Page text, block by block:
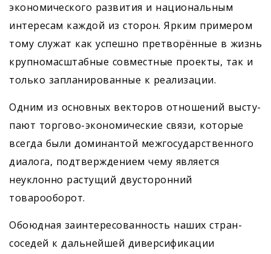
экономического развития и национальным
интересам каждой из сторон. Ярким примером
тому служат как успешно претворённые в жизнь
крупномасштабные совместные проекты, так и
только запланированные к реализации.
Одним из основных векторов отношений высту­
пают торгово-экономические связи, которые
всегда были доминантой межгосударственного
диалога, подтверждением чему является
неуклонно растущий двусторонний
товарооборот.
Обоюдная заинтересованность наших стран-
соседей к дальнейшей диверсификации